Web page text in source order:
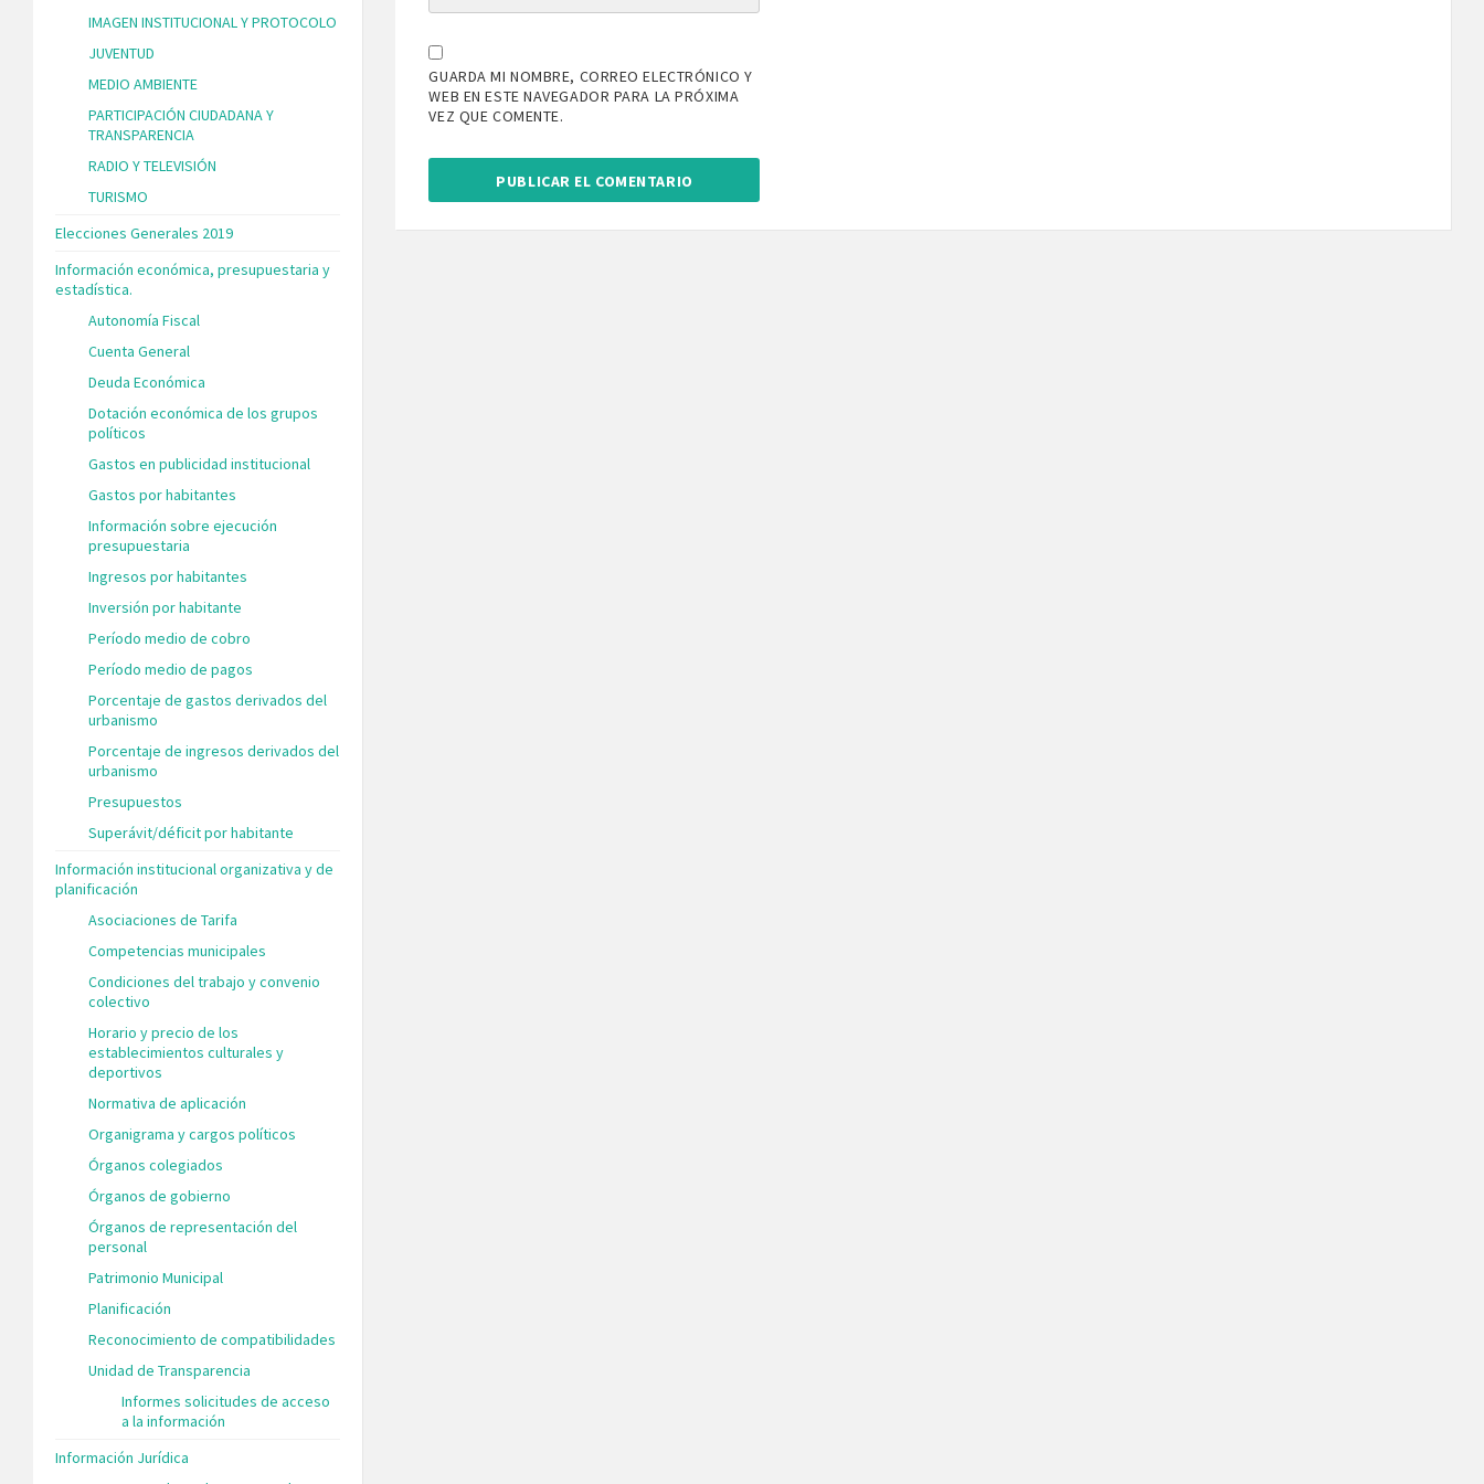
GUARDA MI NOMBRE, CORREO ELECTRÓNICO Y
WEB EN ESTE NAVEGADOR PARA LA PRÓXIMA
VEZ QUE COMENTE.
IMAGEN INSTITUCIONAL Y PROTOCOLO
JUVENTUD
MEDIO AMBIENTE
PARTICIPACIÓN CIUDADANA Y
TRANSPARENCIA
RADIO Y TELEVISIÓN
TURISMO
Elecciones Generales 2019
Información económica, presupuestaria y
estadística.
Autonomía Fiscal
Cuenta General
Deuda Económica
Dotación económica de los grupos
políticos
Gastos en publicidad institucional
Gastos por habitantes
Información sobre ejecución
presupuestaria
Ingresos por habitantes
Inversión por habitante
Período medio de cobro
Período medio de pagos
Porcentaje de gastos derivados del
urbanismo
Porcentaje de ingresos derivados del
urbanismo
Presupuestos
Superávit/déficit por habitante
Información institucional organizativa y de
planificación
Asociaciones de Tarifa
Competencias municipales
Condiciones del trabajo y convenio
colectivo
Horario y precio de los
establecimientos culturales y
deportivos
Normativa de aplicación
Organigrama y cargos políticos
Órganos colegiados
Órganos de gobierno
Órganos de representación del
personal
Patrimonio Municipal
Planificación
Reconocimiento de compatibilidades
Unidad de Transparencia
Informes solicitudes de acceso
a la información
Información Jurídica